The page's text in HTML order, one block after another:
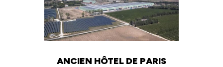
ANCIEN HÔTEL DE PARIS